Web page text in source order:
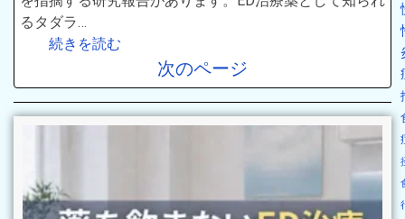
るタダラ…
続きを読む
次のページ